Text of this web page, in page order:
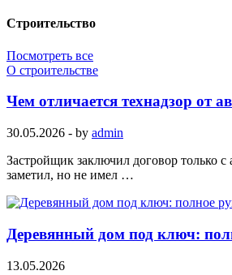
Строительство
Посмотреть все
О строительстве
Чем отличается технадзор от
30.05.2026 - by admin
Застройщик заключил договор только
заметил, но не имел …
Деревянный дом под ключ:
13.05.2026